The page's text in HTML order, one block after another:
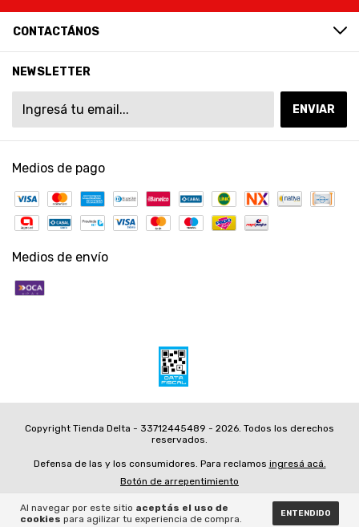
Al navegar por este sitio aceptás el uso de
cookies para agilizar tu experiencia de compra. ENTENDIDO
CONTACTÁNOS
NEWSLETTER
Medios de pago
Medios de envío
Copyright Tienda Delta - 33712445489 - 2026. Todos los derechos
reservados.
Defensa de las y los consumidores. Para reclamos ingresá acá.
Botón de arrepentimiento